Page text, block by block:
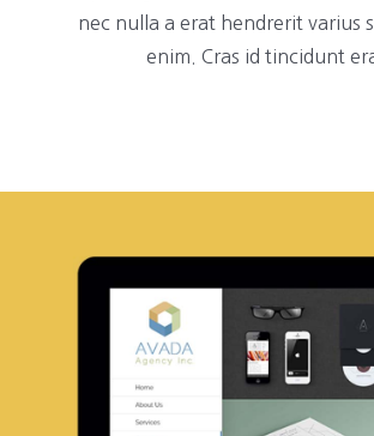
nec nulla a erat hendrerit varius
enim. Cras id tincidunt